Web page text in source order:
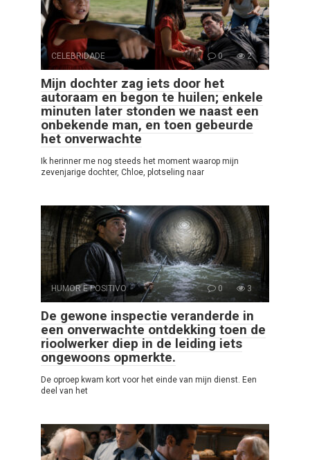
CELEBRIDADE 0 2
Mijn dochter zag iets door het
autoraam en begon te huilen; enkele
minuten later stonden we naast een
onbekende man, en toen gebeurde
het onverwachte
Ik herinner me nog steeds het moment waarop mijn
zevenjarige dochter, Chloe, plotseling naar
HUMOR E POSITIVO 0 3
De gewone inspectie veranderde in
een onverwachte ontdekking toen de
rioolwerker diep in de leiding iets
ongewoons opmerkte.
De oproep kwam kort voor het einde van mijn dienst. Een
deel van het